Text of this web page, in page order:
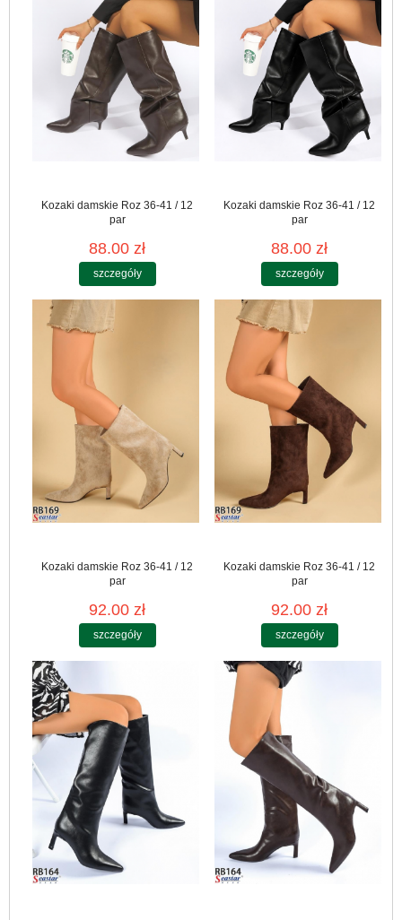
Kozaki damskie Roz 36-41 / 12
par
88.00 zł
szczegóły
Kozaki damskie Roz 36-41 / 12
par
88.00 zł
szczegóły
Kozaki damskie Roz 36-41 / 12
par
92.00 zł
szczegóły
Kozaki damskie Roz 36-41 / 12
par
92.00 zł
szczegóły